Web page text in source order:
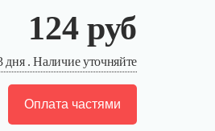
124 руб
дня . Наличие уточняйте
Оплата частями